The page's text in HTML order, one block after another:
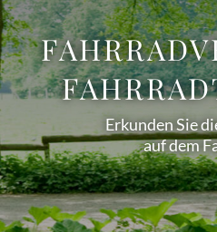
Erkunden Sie
auf dem